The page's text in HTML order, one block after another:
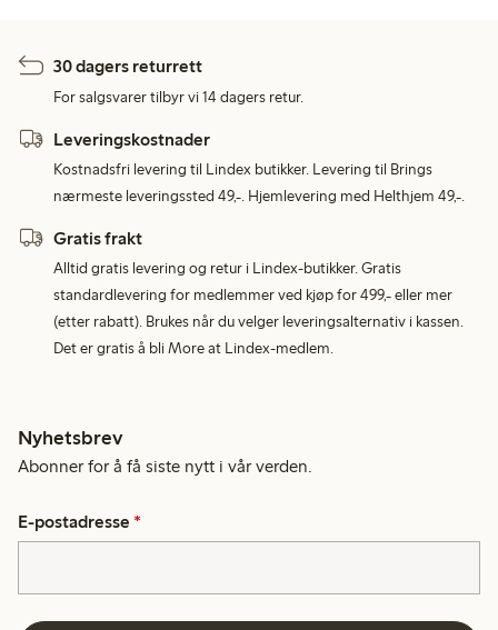
30 dagers returrett
For salgsvarer tilbyr vi 14 dagers retur.
Leveringskostnader
Kostnadsfri levering til Lindex butikker. Levering til Brings
nærmeste leveringssted 49,-. Hjemlevering med Helthjem 49,-.
Gratis frakt
Alltid gratis levering og retur i Lindex-butikker. Gratis
standardlevering for medlemmer ved kjøp for 499,- eller mer
(etter rabatt). Brukes når du velger leveringsalternativ i kassen.
Det er gratis å bli More at Lindex-medlem.
Nyhetsbrev
Abonner for å få siste nytt i vår verden.
E-postadresse *